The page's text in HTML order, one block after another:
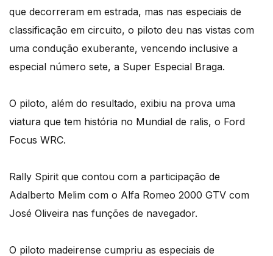
que decorreram em estrada, mas nas especiais de
classificação em circuito, o piloto deu nas vistas com
uma condução exuberante, vencendo inclusive a
especial número sete, a Super Especial Braga.
O piloto, além do resultado, exibiu na prova uma
viatura que tem história no Mundial de ralis, o Ford
Focus WRC.
Rally Spirit que contou com a participação de
Adalberto Melim com o Alfa Romeo 2000 GTV com
José Oliveira nas funções de navegador.
O piloto madeirense cumpriu as especiais de